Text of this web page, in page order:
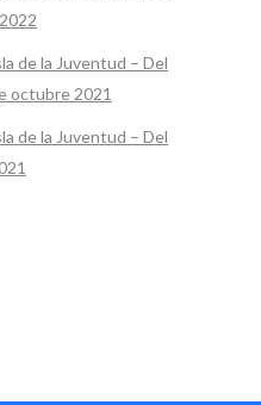
de la Juventud – Del
octubre 2021
de la Juventud – Del